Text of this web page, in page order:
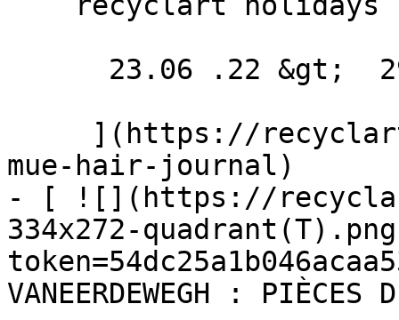
mue-hair-journal)
- [ ![](https://
334x272-
VANEERDEWEGH : PIÈCES